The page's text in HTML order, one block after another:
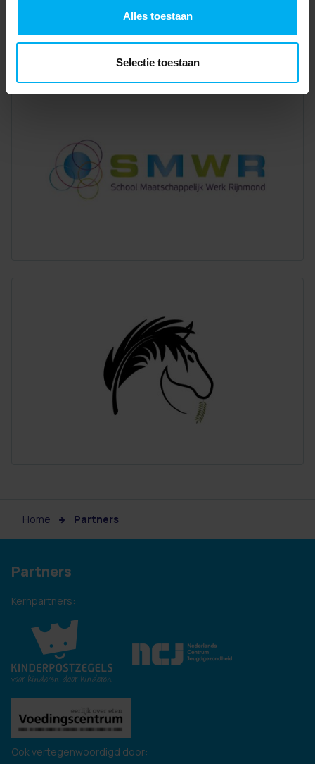
Alles toestaan
Selectie toestaan
Home Partners
Partners
Kernpartners:
Ook vertegenwoordigd door: